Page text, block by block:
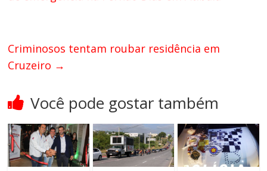
Criminosos tentam roubar residência em
Cruzeiro →
Você pode gostar também